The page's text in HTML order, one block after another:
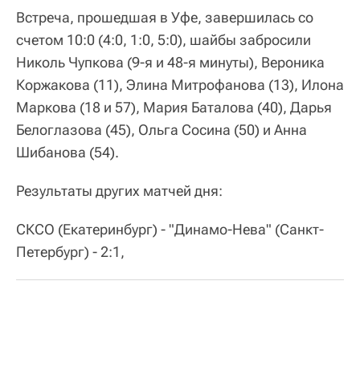
Встреча, прошедшая в Уфе, завершилась со
счетом 10:0 (4:0, 1:0, 5:0), шайбы забросили
Николь Чупкова (9-я и 48-я минуты), Вероника
Коржакова (11), Элина Митрофанова (13), Илона
Маркова (18 и 57), Мария Баталова (40), Дарья
Белоглазова (45), Ольга Сосина (50) и Анна
Шибанова (54).
Результаты других матчей дня:
СКСО (Екатеринбург) - "Динамо-Нева" (Санкт-
Петербург) - 2:1,